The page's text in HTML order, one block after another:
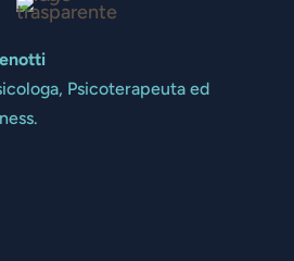
Psicoterapeuta ed